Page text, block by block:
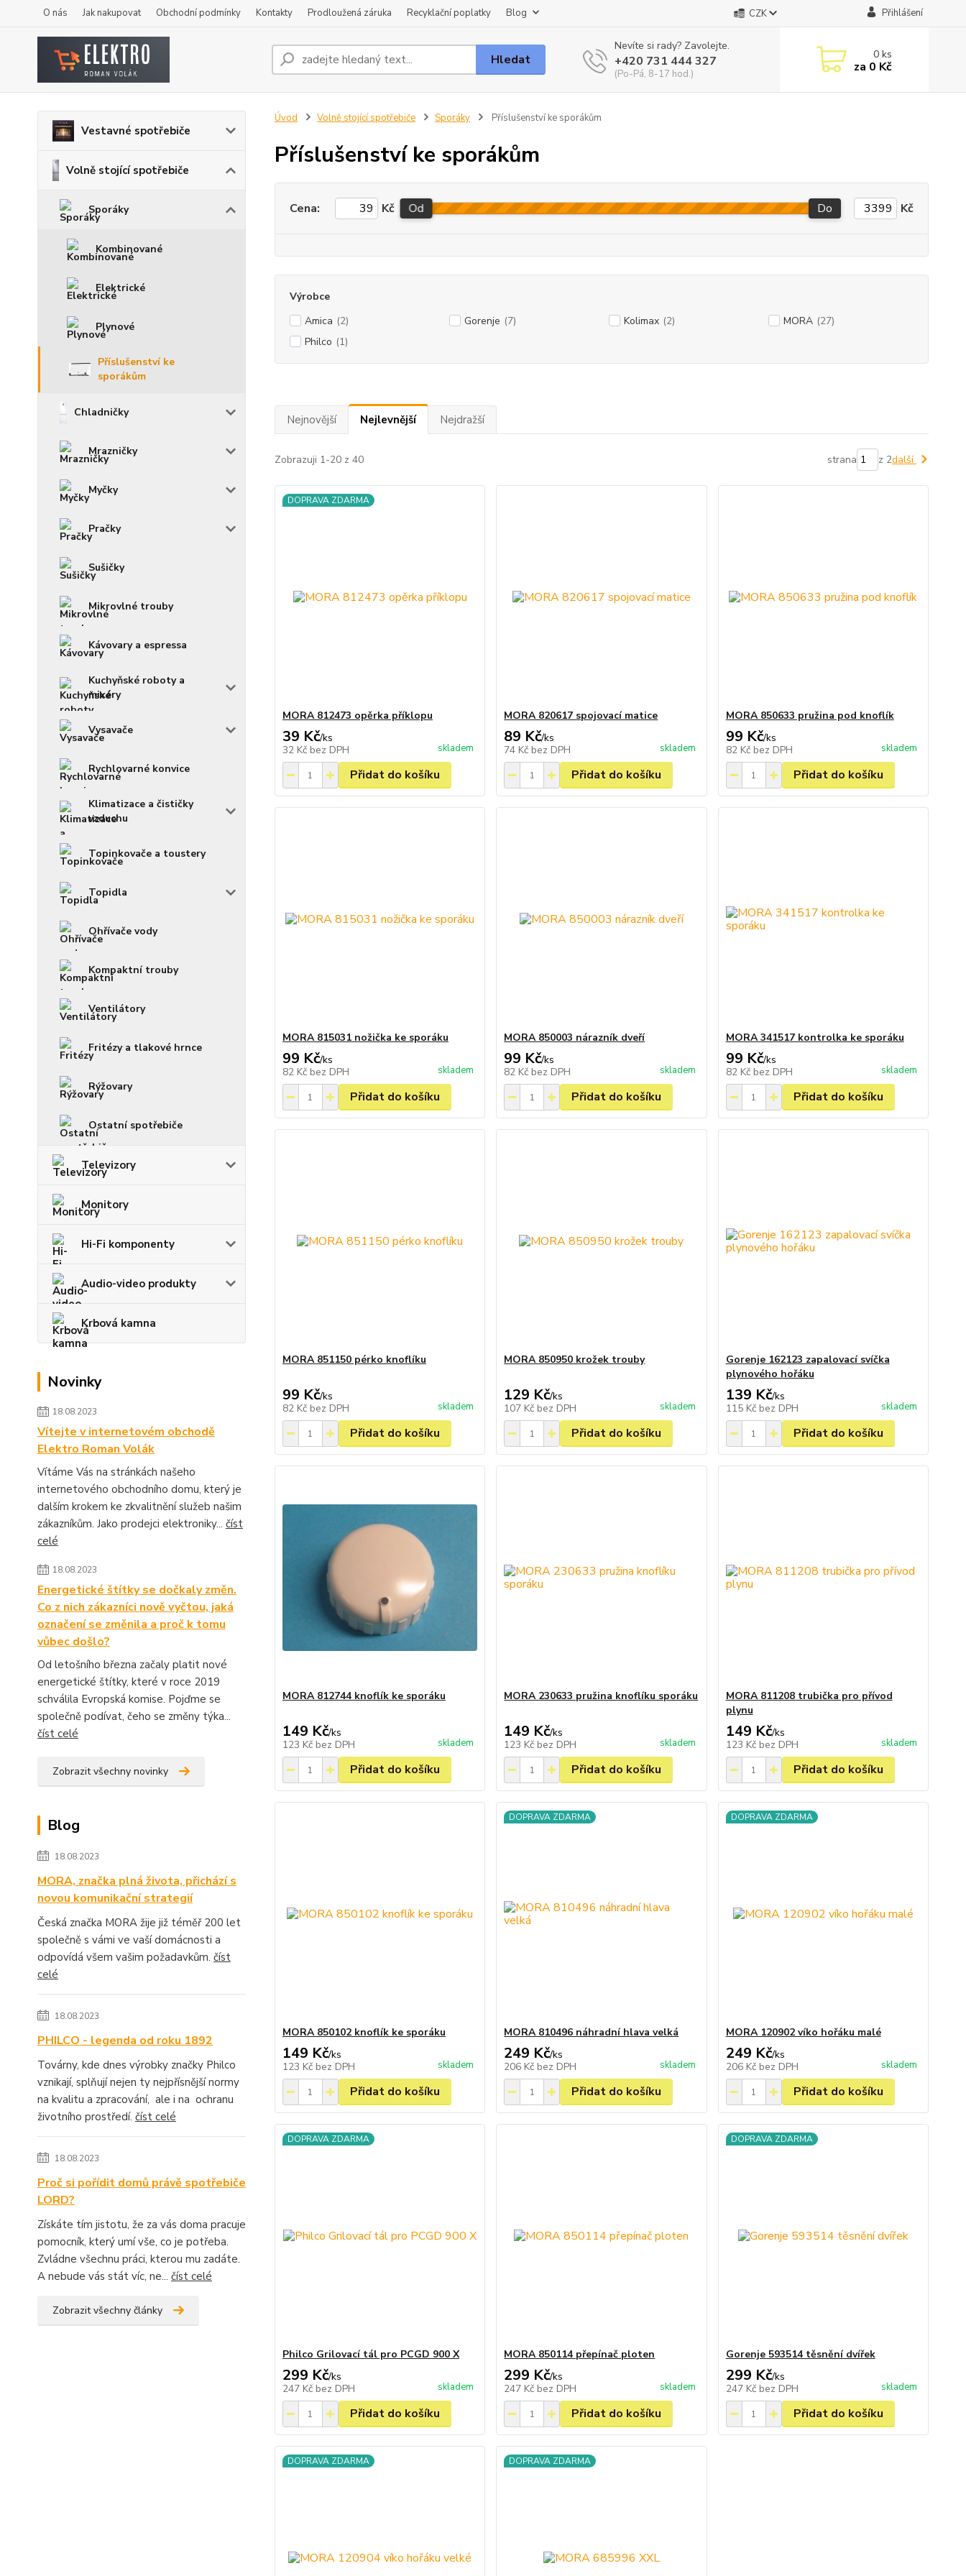
O nás Jak nakupovat Obchodní podmínky Kontakty Prodloužená záruka Recyklační poplatky Blog CZK Přihlášení
Hledat
Nevíte si rady? Zavolejte.
+420 731 444 327
(Po-Pá, 8-17 hod.)
0ks
za 0 Kč
Vestavné spotřebiče
Volně stojící spotřebiče
Sporáky
Kombinované
Elektrické
Plynové
Příslušenství ke
sporákům
Chladničky
Mrazničky
Myčky
Pračky
Sušičky
Mikrovlné trouby
Kávovary a espressa
Kuchyňské roboty a
mixéry
Vysavače
Rychlovarné konvice
Klimatizace a čističky
vzduchu
Topinkovače a toustery
Topidla
Ohřívače vody
Kompaktní trouby
Ventilátory
Fritézy a tlakové hrnce
Rýžovary
Ostatní spotřebiče
Televizory
Monitory
Hi-Fi komponenty
Audio-video produkty
Krbová kamna
Novinky
18.08.2023
Vítejte v internetovém obchodě
Elektro Roman Volák
Vítáme Vás na stránkách našeho
internetového obchodního domu, který je
dalším krokem ke zkvalitnění služeb našim
zákazníkům. Jako prodejci elektroniky... číst
celé
18.08.2023
Energetické štítky se dočkaly změn.
Co z nich zákazníci nově vyčtou, jaká
označení se změnila a proč k tomu
vůbec došlo?
Od letošního března začaly platit nové
energetické štítky, které v roce 2019
schválila Evropská komise. Pojďme se
společně podívat, čeho se změny týka...
číst celé
Zobrazit všechny novinky
Blog
18.08.2023
MORA, značka plná života, přichází s
novou komunikační strategií
Česká značka MORA žije již téměř 200 let
společně s vámi ve vaší domácnosti a
odpovídá všem vašim požadavkům. číst
celé
18.08.2023
PHILCO - legenda od roku 1892
Továrny, kde dnes výrobky značky Philco
vznikají, splňují nejen ty nejpřísnější normy
na kvalitu a zpracování, ale i na ochranu
životního prostředí. číst celé
18.08.2023
Proč si pořídit domů právě spotřebiče
LORD?
Získáte tím jistotu, že za vás doma pracuje
pomocník, který umí vše, co je potřeba.
Zvládne všechnu práci, kterou mu zadáte.
A nebude vás stát víc, ne... číst celé
Zobrazit všechny články
Úvod Volně stojící spotřebiče Sporáky Příslušenství ke sporákům
Příslušenství ke sporákům
Cena: Kč Od Do Kč
Výrobce
Amica (2) Gorenje (7) Kolimax (2) MORA (27)
Philco (1)
Nejnovější Nejlevnější Nejdražší
Zobrazuji 1-20 z 40 strana z 2další
DOPRAVA ZDARMA
MORA 812473 opěrka příklopu
39 Kč/ks
32 Kč bez DPH skladem
Přidat do košíku
MORA 820617 spojovací matice
89 Kč/ks
74 Kč bez DPH skladem
Přidat do košíku
MORA 850633 pružina pod knoflík
99 Kč/ks
82 Kč bez DPH skladem
Přidat do košíku
MORA 815031 nožička ke sporáku
99 Kč/ks
82 Kč bez DPH skladem
Přidat do košíku
MORA 850003 nárazník dveří
99 Kč/ks
82 Kč bez DPH skladem
Přidat do košíku
MORA 341517 kontrolka ke sporáku
99 Kč/ks
82 Kč bez DPH skladem
Přidat do košíku
MORA 851150 pérko knoflíku
99 Kč/ks
82 Kč bez DPH skladem
Přidat do košíku
MORA 850950 krožek trouby
129 Kč/ks
107 Kč bez DPH skladem
Přidat do košíku
Gorenje 162123 zapalovací svíčka
plynového hořáku
139 Kč/ks
115 Kč bez DPH skladem
Přidat do košíku
MORA 812744 knoflík ke sporáku
149 Kč/ks
123 Kč bez DPH skladem
Přidat do košíku
MORA 230633 pružina knoflíku sporáku
149 Kč/ks
123 Kč bez DPH skladem
Přidat do košíku
MORA 811208 trubička pro přívod
plynu
149 Kč/ks
123 Kč bez DPH skladem
Přidat do košíku
MORA 850102 knoflík ke sporáku
149 Kč/ks
123 Kč bez DPH skladem
Přidat do košíku
DOPRAVA ZDARMA
MORA 810496 náhradní hlava velká
249 Kč/ks
206 Kč bez DPH skladem
Přidat do košíku
DOPRAVA ZDARMA
MORA 120902 víko hořáku malé
249 Kč/ks
206 Kč bez DPH skladem
Přidat do košíku
DOPRAVA ZDARMA
Philco Grilovací tál pro PCGD 900 X
299 Kč/ks
247 Kč bez DPH skladem
Přidat do košíku
MORA 850114 přepínač ploten
299 Kč/ks
247 Kč bez DPH skladem
Přidat do košíku
DOPRAVA ZDARMA
Gorenje 593514 těsnění dvířek
299 Kč/ks
247 Kč bez DPH skladem
Přidat do košíku
DOPRAVA ZDARMA DOPRAVA ZDARMA